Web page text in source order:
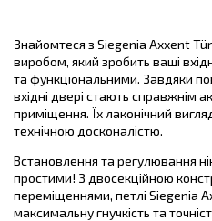
Знайомтеся з Siegenia Axxent
виробом, який зробить ваші
та функціональними. Завдяки
вхідні двері стають справжнім
приміщення. Їх лаконічний
технічною досконалістю.
Встановлення та регулювання
простими! З двосекційною
переміщеннями, петлі Siegenia
максимальну гнучкість та